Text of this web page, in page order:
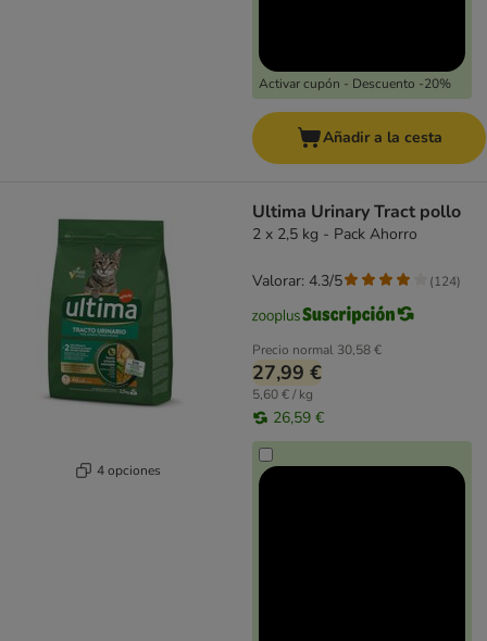
Activar cupón - Descuento -20%
Añadir a la cesta
4 opciones
Ultima Urinary Tract pollo
2 x 2,5 kg - Pack Ahorro
Precio normal 30,58 €
27,99 €
5,60 € / kg
26,59 €
Valorar: 4.3/5 (124)